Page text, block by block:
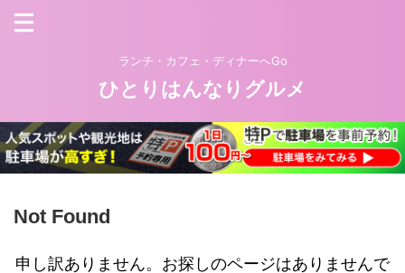
ランチ・カフェ・ディナーへGo
ひとりはんなりグルメ
Not Found
申し訳ありません。お探しのページはありませんで